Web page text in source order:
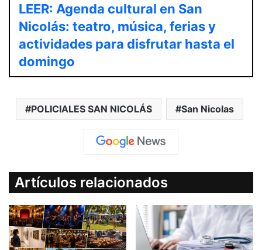
LEER: Agenda cultural en San
Nicolás: teatro, música, ferias y
actividades para disfrutar hasta el
domingo
POLICIALES SAN NICOLÁS San Nicolas
Artículos relacionados